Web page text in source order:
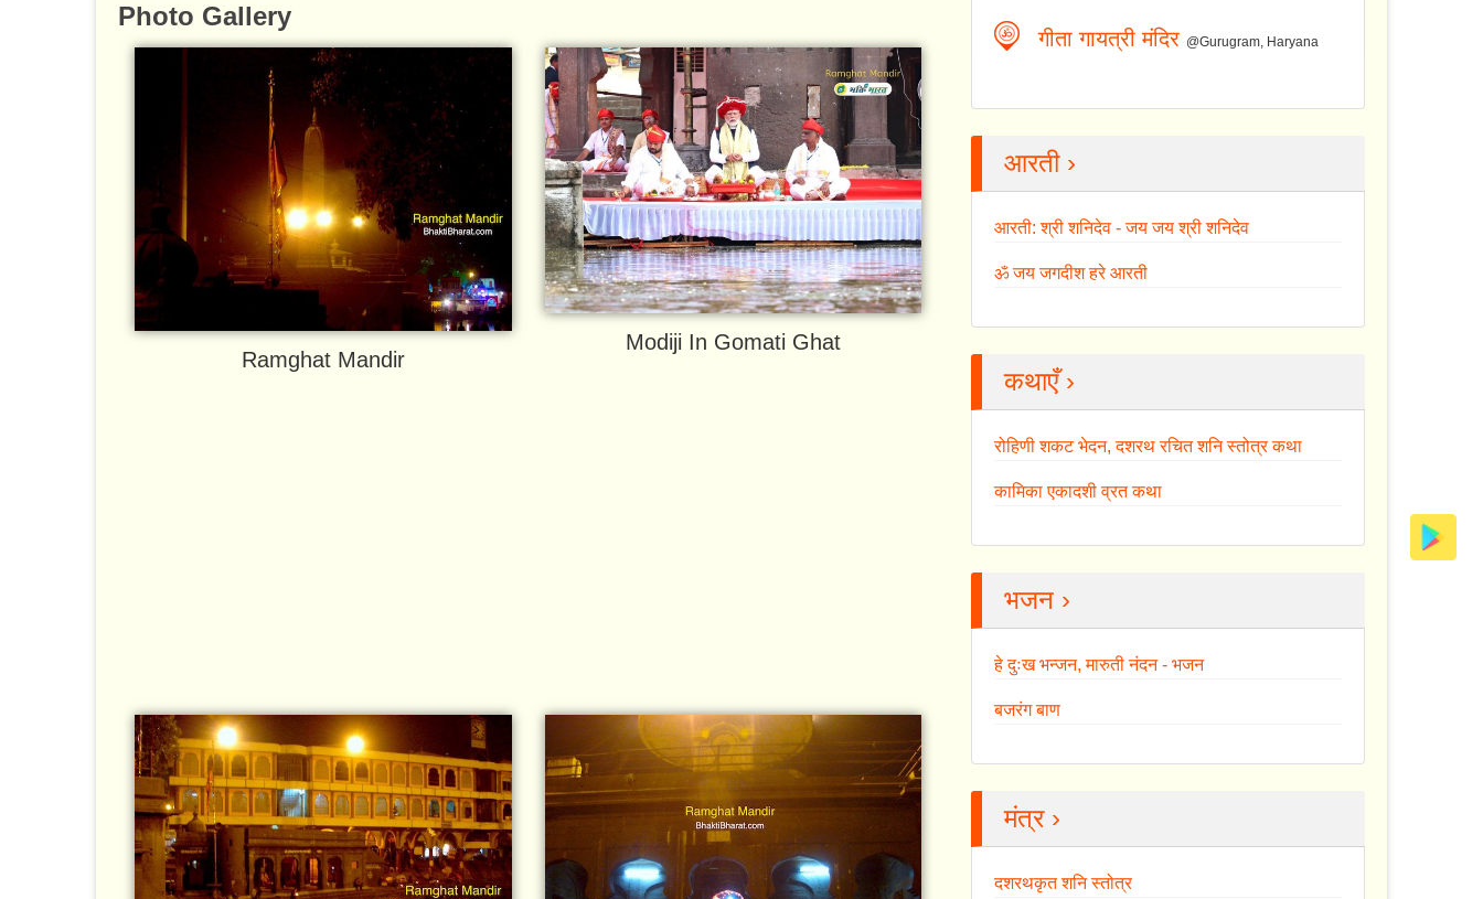
Photo Gallery
Ramghat Mandir
Modiji In Gomati Ghat
गीता गायत्री मंदिर @Gurugram, Haryana
आरती ›
आरती: श्री शनिदेव - जय जय श्री शनिदेव
ॐ जय जगदीश हरे आरती
कथाएँ ›
रोहिणी शकट भेदन, दशरथ रचित शनि स्तोत्र कथा
कामिका एकादशी व्रत कथा
भजन ›
हे दुःख भन्जन, मारुती नंदन - भजन
बजरंग बाण
मंत्र ›
दशरथकृत शनि स्तोत्र